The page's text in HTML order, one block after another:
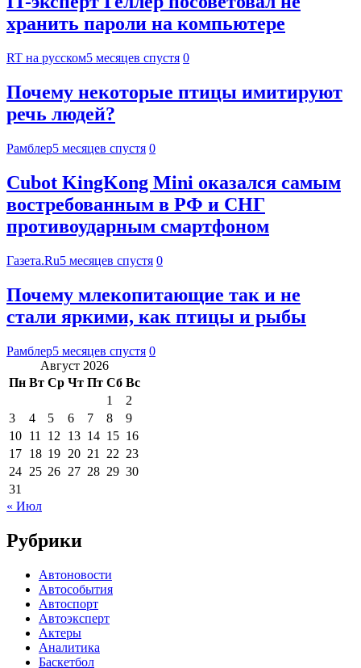
хранить пароли на компьютере
RT на русском5 месяцев спустя 0
Почему некоторые птицы имитируют
речь людей?
Рамблер5 месяцев спустя 0
Cubot KingKong Mini оказался самым
востребованным в РФ и СНГ
противоударным смартфоном
Газета.Ru5 месяцев спустя 0
Почему млекопитающие так и не
стали яркими, как птицы и рыбы
Рамблер5 месяцев спустя 0
Август 2026
Пн Вт Ср Чт Пт Сб Вс
1
2
3
4 5 6 7 8
9
10 11 12 13 14 15 16
17 18 19 20 21 22 23
24 25 26 27 28 29 30
31
« Июл
Рубрики
Автоновости
Автособытия
Автоспорт
Автоэксперт
Актеры
Аналитика
Баскетбол